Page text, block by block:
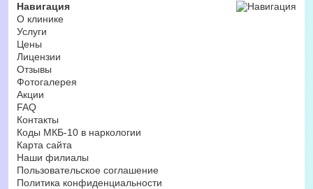
Навигация
О клинике
Услуги
Цены
Лицензии
Отзывы
Фотогалерея
Акции
FAQ
Контакты
Коды МКБ-10 в наркологии
Карта сайта
Наши филиалы
Пользовательское соглашение
Политика конфиденциальности